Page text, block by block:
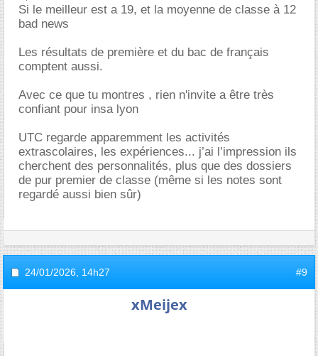
Si le meilleur est a 19, et la moyenne de classe à 12
bad news
Les résultats de première et du bac de français
comptent aussi.
Avec ce que tu montres , rien n'invite a être très
confiant pour insa lyon
UTC regarde apparemment les activités
extrascolaires, les expériences... j’ai l’impression ils
cherchent des personnalités, plus que des dossiers
de pur premier de classe (même si les notes sont
regardé aussi bien sûr)
24/01/2026, 14h27 #9
xMeijex